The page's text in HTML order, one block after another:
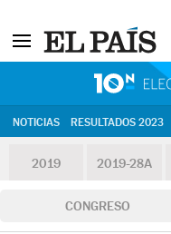
NOTICIAS RESULTADOS 2023
2019 2019-28A
CONGRESO